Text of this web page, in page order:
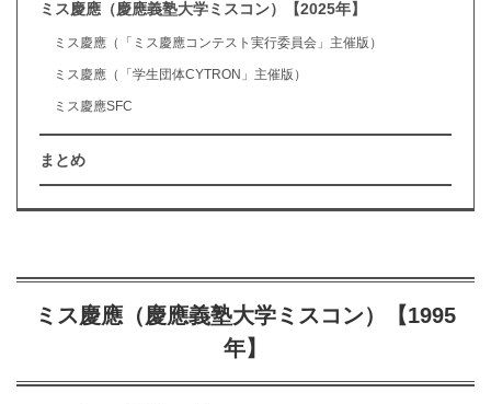
ミス慶應（慶應義塾大学ミスコン）【2025年】
ミス慶應（「ミス慶應コンテスト実行委員会」主催版）
ミス慶應（「学生団体CYTRON」主催版）
ミス慶應SFC
まとめ
ミス慶應（慶應義塾大学ミスコン）【1995
年】